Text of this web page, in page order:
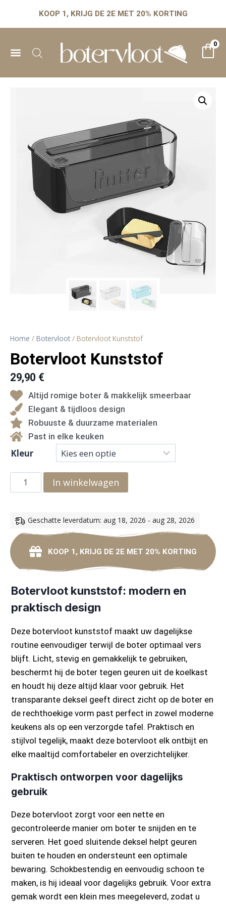
KOOP 1, KRIJG DE 2E MET 20% KORTING
0
Home / Botervloot / Botervloot Kunststof
Botervloot Kunststof
29,90 €
Altijd romige boter & makkelijk smeerbaar
Elegant & tijdloos design
Robuuste & duurzame materialen
Past in elke keuken
Kleur
In winkelwagen
Geschatte leverdatum: aug 18, 2026 - aug 28, 2026
KOOP 1, KRIJG DE 2E MET 20% KORTING
Botervloot kunststof: modern en
praktisch design
Deze botervloot kunststof maakt uw dagelijkse
routine eenvoudiger terwijl de boter optimaal vers
blijft. Licht, stevig en gemakkelijk te gebruiken,
beschermt hij de boter tegen geuren uit de koelkast
en houdt hij deze altijd klaar voor gebruik. Het
transparante deksel geeft direct zicht op de boter en
de rechthoekige vorm past perfect in zowel moderne
keukens als op een verzorgde tafel. Praktisch en
stijlvol tegelijk, maakt deze botervloot elk ontbijt en
elke maaltijd comfortabeler en overzichtelijker.
Praktisch ontworpen voor dagelijks
gebruik
Deze botervloot zorgt voor een nette en
gecontroleerde manier om boter te snijden en te
serveren. Het goed sluitende deksel helpt geuren
buiten te houden en ondersteunt een optimale
bewaring. Schokbestendig en eenvoudig schoon te
maken, is hij ideaal voor dagelijks gebruik. Voor extra
gemak wordt een klein mes meegeleverd, zodat u